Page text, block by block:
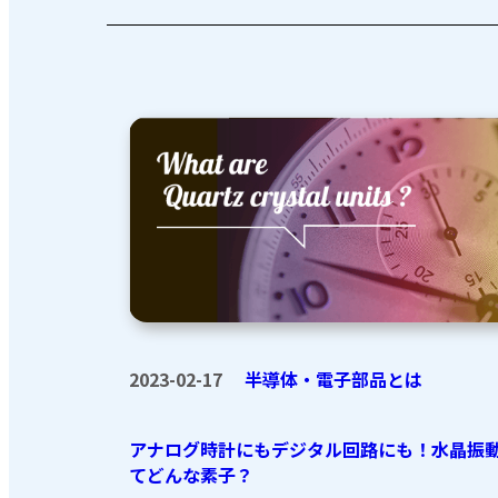
2023-02-17 半導体・電子部品とは
アナログ時計にもデジタル回路にも！水晶振
てどんな素子？